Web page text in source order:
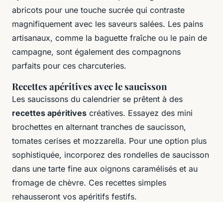
abricots pour une touche sucrée qui contraste
magnifiquement avec les saveurs salées. Les pains
artisanaux, comme la baguette fraîche ou le pain de
campagne, sont également des compagnons
parfaits pour ces charcuteries.
Recettes apéritives avec le saucisson
Les saucissons du calendrier se prêtent à des
recettes apéritives créatives. Essayez des mini
brochettes en alternant tranches de saucisson,
tomates cerises et mozzarella. Pour une option plus
sophistiquée, incorporez des rondelles de saucisson
dans une tarte fine aux oignons caramélisés et au
fromage de chèvre. Ces recettes simples
rehausseront vos apéritifs festifs.